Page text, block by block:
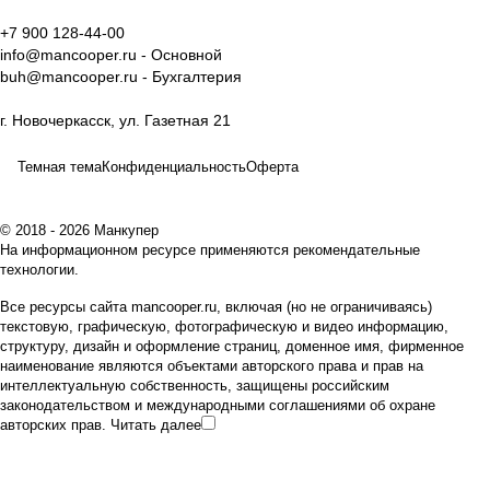
+7 900 128-44-00
info@mancooper.ru - Основной
buh@mancooper.ru - Бухгалтерия
г. Новочеркасск, ул. Газетная 21
Темная темаКонфиденциальностьОферта
© 2018 - 2026 Манкупер
На информационном ресурсе применяются рекомендательные
технологии.
Все ресурсы сайта mancooper.ru, включая (но не ограничиваясь)
текстовую, графическую, фотографическую и видео информацию,
структуру, дизайн и оформление страниц, доменное имя, фирменное
наименование являются объектами авторского права и прав на
интеллектуальную собственность, защищены российским
законодательством и международными соглашениями об охране
авторских прав. Читать далее